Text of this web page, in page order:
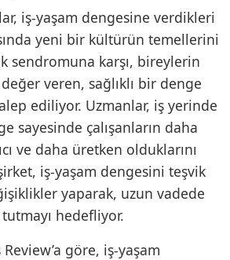
iş-yaşam dengesine verdikleri
yeni bir kültürün temellerini
sendromuna karşı, bireylerin
veren, sağlıklı bir denge
ediliyor. Uzmanlar, iş yerinde
sayesinde çalışanların daha
ve daha üretken olduklarını
iş-yaşam dengesini teşvik
yaparak, uzun vadede
tutmayı hedefliyor.
göre, iş-yaşam